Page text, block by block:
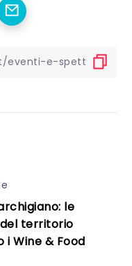
le
territorio
i Wine & Food